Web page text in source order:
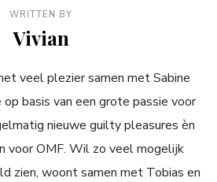
WRITTEN BY
Vivian
veel plezier samen met Sabine
basis van een grote passie voor
nieuwe guilty pleasures èn
voor OMF. Wil zo veel mogelijk
zien, woont samen met Tobias en